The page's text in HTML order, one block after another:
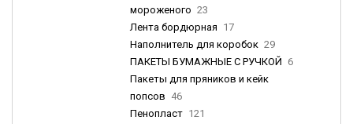
мороженого 23
Лента бордюрная 17
Наполнитель для коробок 29
ПАКЕТЫ БУМАЖНЫЕ С РУЧКОЙ 6
Пакеты для пряников и кейк
попсов 46
Пенопласт 121